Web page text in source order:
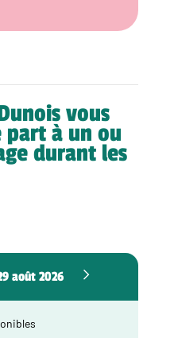
vous
part à un ou
durant les
août 2026